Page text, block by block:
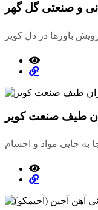
و صنعتی گل گهر
باورها در دل کویر
طیف صنعت کویر
جایی مواد و اجسام